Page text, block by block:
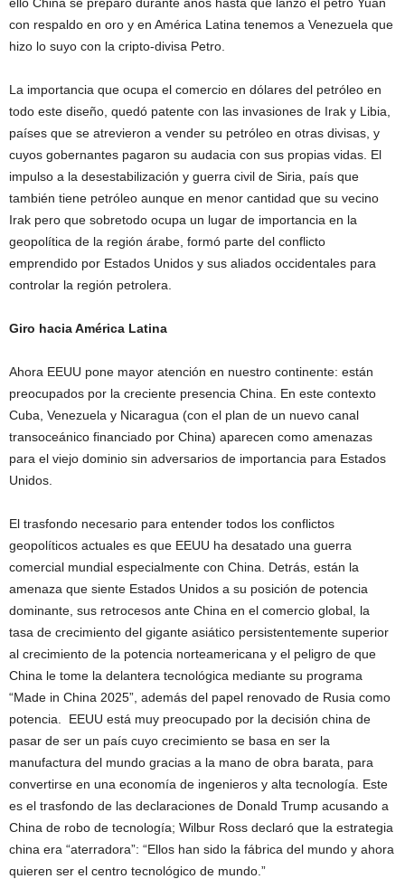
con respaldo en oro y en América Latina tenemos a Venezuela que
hizo lo suyo con la cripto-divisa Petro.
La importancia que ocupa el comercio en dólares del petróleo en
todo este diseño, quedó patente con las invasiones de Irak y Libia,
países que se atrevieron a vender su petróleo en otras divisas, y
cuyos gobernantes pagaron su audacia con sus propias vidas. El
impulso a la desestabilización y guerra civil de Siria, país que
también tiene petróleo aunque en menor cantidad que su vecino
Irak pero que sobretodo ocupa un lugar de importancia en la
geopolítica de la región árabe, formó parte del conflicto
emprendido por Estados Unidos y sus aliados occidentales para
controlar la región petrolera.
Giro hacia América Latina
Ahora EEUU pone mayor atención en nuestro continente: están
preocupados por la creciente presencia China. En este contexto
Cuba, Venezuela y Nicaragua (con el plan de un nuevo canal
transoceánico financiado por China) aparecen como amenazas
para el viejo dominio sin adversarios de importancia para Estados
Unidos.
El trasfondo necesario para entender todos los conflictos
geopolíticos actuales es que EEUU ha desatado una guerra
comercial mundial especialmente con China. Detrás, están la
amenaza que siente Estados Unidos a su posición de potencia
dominante, sus retrocesos ante China en el comercio global, la
tasa de crecimiento del gigante asiático persistentemente superior
al crecimiento de la potencia norteamericana y el peligro de que
China le tome la delantera tecnológica mediante su programa
“Made in China 2025”, además del papel renovado de Rusia como
potencia. EEUU está muy preocupado por la decisión china de
pasar de ser un país cuyo crecimiento se basa en ser la
manufactura del mundo gracias a la mano de obra barata, para
convertirse en una economía de ingenieros y alta tecnología. Este
es el trasfondo de las declaraciones de Donald Trump acusando a
China de robo de tecnología; Wilbur Ross declaró que la estrategia
china era “aterradora”: “Ellos han sido la fábrica del mundo y ahora
quieren ser el centro tecnológico de mundo.”